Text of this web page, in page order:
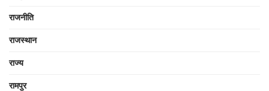
राजनीति
राजस्थान
राज्य
रामपुर